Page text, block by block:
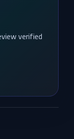
verified